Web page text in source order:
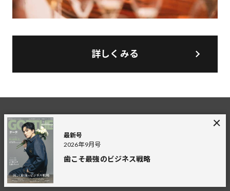
詳しくみる
最新号
2026年9月号
歯こそ最強のビジネス戦略